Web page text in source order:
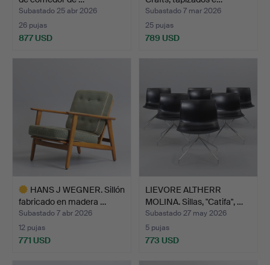
Subastado 25 abr 2026
26 pujas
877 USD
Subastado 7 mar 2026
25 pujas
789 USD
HANS J WEGNER. Sillón
fabricado en madera …
Subastado 7 abr 2026
12 pujas
771 USD
LIEVORE ALTHERR
MOLINA. Sillas, "Catifa", …
Subastado 27 may 2026
5 pujas
773 USD